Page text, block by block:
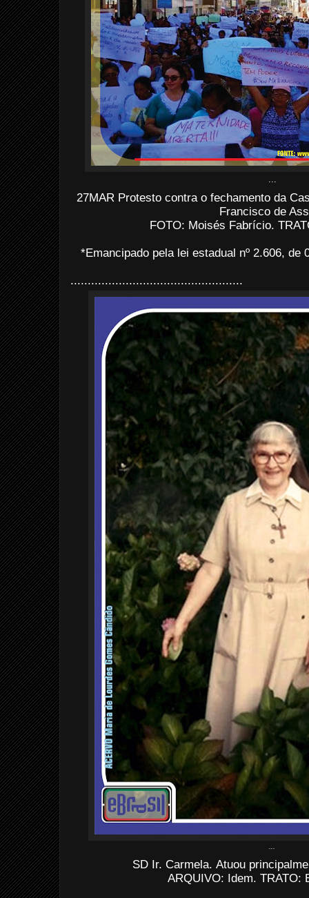
27MAR Protesto contra o fechamento da
Francisco de
FOTO: Moisés Fabrício.
*Emancipado pela lei estadual nº 2.606, de
..................................................
SD Ir. Carmela. Atuou
ARQUIVO: Idem.TRATO: